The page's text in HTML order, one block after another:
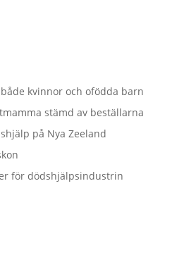
kvinnor och ofödda barn
stämd av beställarna
på Nya Zeeland
för dödshjälpsindustrin